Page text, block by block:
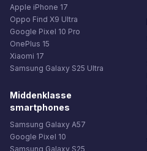
Apple iPhone 17
Oppo Find X9 Ultra
Google Pixel 10 Pro
OnePlus 15
Xiaomi 17
Samsung Galaxy S25 Ultra
Middenklasse
smartphones
Samsung Galaxy A57
Google Pixel 10
Samsung Galaxy S25